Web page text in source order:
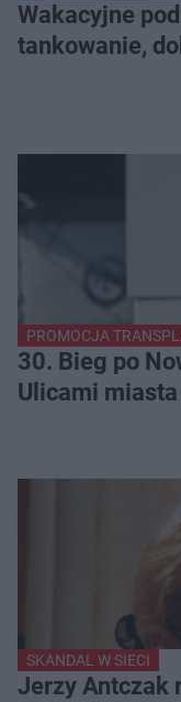
Wakacyjne
tankowanie,
PROMOCJA
30. Bieg po
Ulicami
SKANDAL W SIECI
Jerzy Antczak